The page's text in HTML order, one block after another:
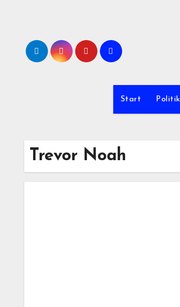
Start Politik
Trevor Noah